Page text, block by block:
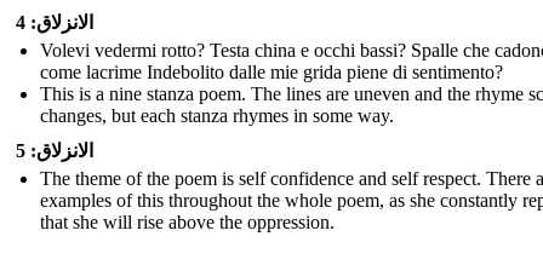
الانزلاق: 4
Volevi vedermi rotto? Testa china e occhi bassi? Spalle che
come lacrime Indebolito dalle mie grida piene di sentimento?
This is a nine stanza poem. The lines are uneven and the rhyme
changes, but each stanza rhymes in some way.
الانزلاق: 5
The theme of the poem is self confidence and self respect. There
examples of this throughout the whole poem, as she constantly
that she will rise above the oppression.